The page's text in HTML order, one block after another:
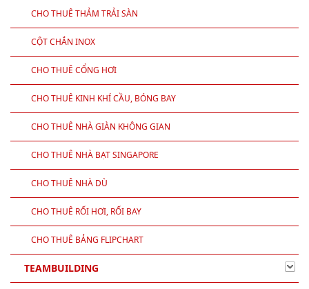
CHO THUÊ THẢM TRẢI SÀN
CỘT CHẮN INOX
CHO THUÊ CỔNG HƠI
CHO THUÊ KINH KHÍ CẦU, BÓNG BAY
CHO THUÊ NHÀ GIÀN KHÔNG GIAN
CHO THUÊ NHÀ BẠT SINGAPORE
CHO THUÊ NHÀ DÙ
CHO THUÊ RỐI HƠI, RỐI BAY
CHO THUÊ BẢNG FLIPCHART
TEAMBUILDING